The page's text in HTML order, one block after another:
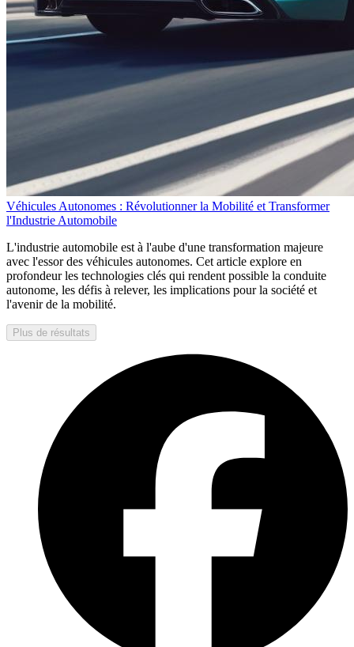
Véhicules Autonomes : Révolutionner la Mobilité et Transformer
l'Industrie Automobile
L'industrie automobile est à l'aube d'une transformation majeure
avec l'essor des véhicules autonomes. Cet article explore en
profondeur les technologies clés qui rendent possible la conduite
autonome, les défis à relever, les implications pour la société et
l'avenir de la mobilité.
Plus de résultats